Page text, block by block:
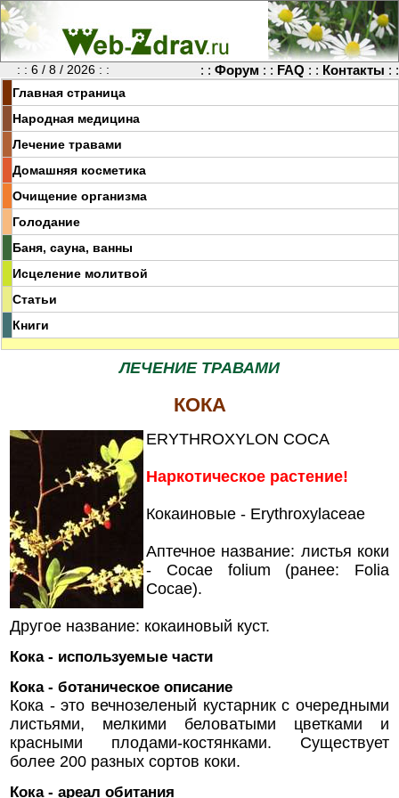
: : 6 / 8 / 2026 : : : : Форум : : FAQ : : Контакты : :
Главная страница
Народная медицина
Лечение травами
Домашняя косметика
Очищение организма
Голодание
Баня, сауна, ванны
Исцеление молитвой
Статьи
Книги
ЛЕЧЕНИЕ ТРАВАМИ
КОКА
ERYTHROXYLON COCA
Наркотическое растение!
Кокаиновые - Erythroxylaceae
Аптечное название: листья коки
- Cocae folium (ранее: Folia
Cocae).
Другое название: кокаиновый куст.
Кока - используемые части
Кока - ботаническое описание
Кока - это вечнозеленый кустарник с очередными
листьями, мелкими беловатыми цветками и
красными плодами-костянками. Существует
более 200 разных сортов коки.
Кока - ареал обитания